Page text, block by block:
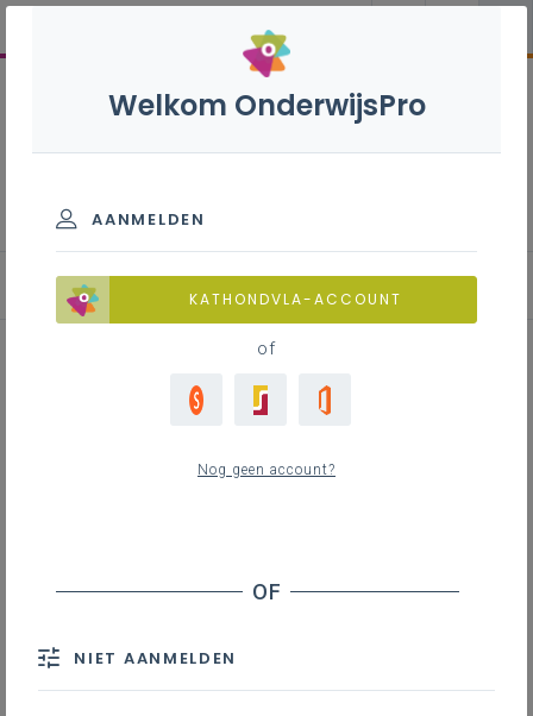
graad - A-finaliteit
Handboeken voedselveiligheid
Welkom OnderwijsPro
AANMELDEN
KATHONDVLA-ACCOUNT
of
Nog geen account?
NIET AANMELDEN